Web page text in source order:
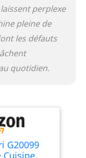
perplexe
pleine de
les défauts
quotidien.
G20099
Cuisine